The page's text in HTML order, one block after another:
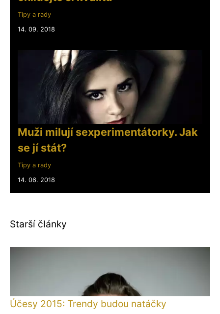
Tipy a rady
14. 09. 2018
Muži milují sexperimentátorky. Jak
se jí stát?
Tipy a rady
14. 06. 2018
Starší články
Účesy 2015: Trendy budou natáčky